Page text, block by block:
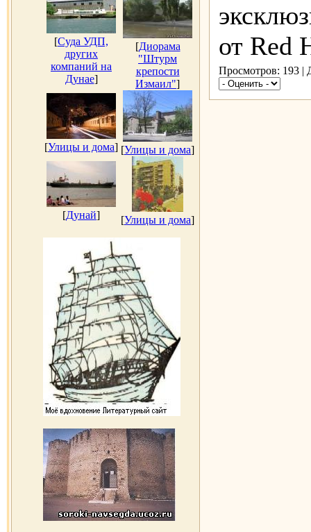
[Суда УДП,
других
компаний на
Дунае]
[Диорама
"Штурм
крепости
Измаил"]
[Улицы и дома] [Улицы и дома]
[Дунай] [Улицы и дома]
от Red
Просмотров: 193 |